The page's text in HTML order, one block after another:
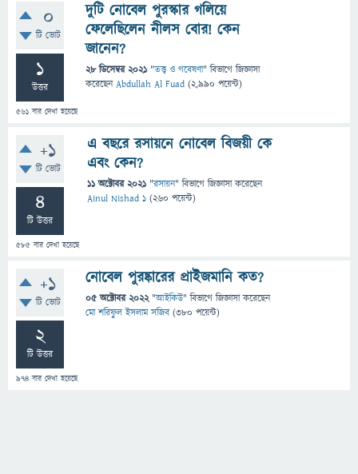
0
টি ভোট
1
উত্তর
561 বার দেখা হয়েছে
দুটি নোবেল পুরস্কার গলিয়ে
ফেলেছিলেন নীলস বোর! কেন
জানেন?
28 ডিসেম্বর 2021 "তত্ত্ব ও গবেষণা" বিভাগে জিজ্ঞাসা
করেছেনAbdullah Al Fuad (2,990 পয়েন্ট)
+1
টি ভোট
4
টি উত্তর
585 বার দেখা হয়েছে
এ বছরে রসায়নে নোবেল বিজয়ী কে
এবং কেন?
11 অক্টোবর 2021 "রসায়ন" বিভাগে জিজ্ঞাসাকরেছেন
Ainul Nishad 1 (260 পয়েন্ট)
+1
টি ভোট
2
টি উত্তর
974 বার দেখা হয়েছে
নোবেল পুরষ্কারের প্রাইজমানি কত?
05 অক্টোবর 2022 "আইকিউ" বিভাগে জিজ্ঞাসাকরেছেন
মো শরিফুল ইসলাম সজিব (380 পয়েন্ট)